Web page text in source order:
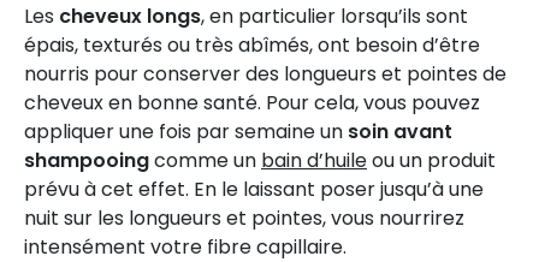
Les cheveux longs, en particulier lorsqu’ils sont
épais, texturés ou très abîmés, ont besoin d’être
nourris pour conserver des longueurs et pointes de
cheveux en bonne santé. Pour cela, vous pouvez
appliquer une fois par semaine un soin avant
shampooingcomme un bain d’huileou un produit
prévu à cet effet. En le laissant poser jusqu’à une
nuit sur les longueurs et pointes, vous nourrirez
intensément votre fibre capillaire.